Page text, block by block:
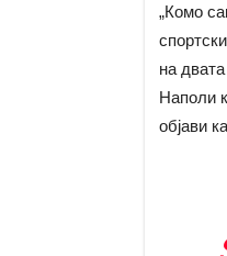
„Комо
на
Наполи
објави